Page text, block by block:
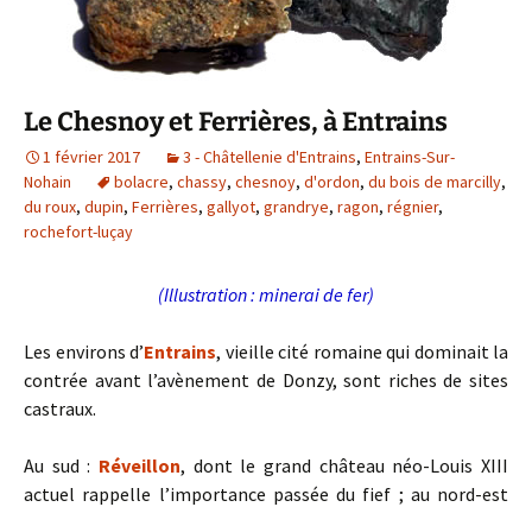
Le Chesnoy et Ferrières, à Entrains
1 février 2017 3 - Châtellenie d'Entrains, Entrains-Sur-
Nohain
bolacre, chassy, chesnoy, d'ordon, du bois de marcilly,
du roux, dupin, Ferrières, gallyot, grandrye, ragon, régnier,
rochefort-luçay
(Illustration : minerai de fer)
Les environs d’Entrains, vieille cité romaine qui dominait la
contrée avant l’avènement de Donzy, sont riches de sites
castraux.
Au sud : Réveillon, dont le grand château néo-Louis XIII
actuel rappelle l’importance passée du fief ; au nord-est